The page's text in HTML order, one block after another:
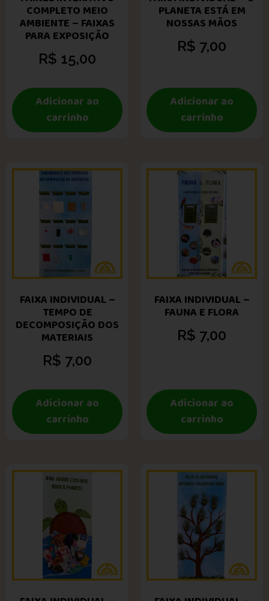
COMPLETO MEIO
AMBIENTE – FAIXAS
PARA EXPOSIÇÃO
R$ 15,00
Adicionar ao
carrinho
PLANETA ESTÁ EM
NOSSAS MÃOS
R$ 7,00
Adicionar ao
carrinho
FAIXA INDIVIDUAL –
TEMPO DE
DECOMPOSIÇÃO DOS
MATERIAIS
R$ 7,00
Adicionar ao
carrinho
FAIXA INDIVIDUAL –
FAUNA E FLORA
R$ 7,00
Adicionar ao
carrinho